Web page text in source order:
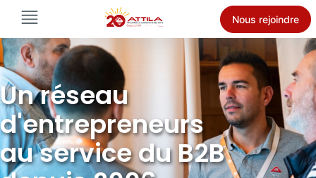
Nous rejoindre
Un réseau
d'entrepreneurs
au service du B2B